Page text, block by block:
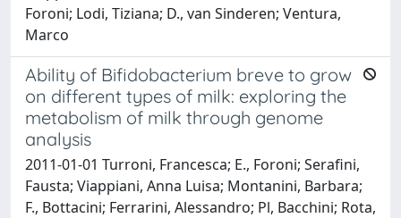
Foroni; Lodi, Tiziana; D., van Sinderen; Ventura,
Marco
Ability of Bifidobacterium breve to grow
on different types of milk: exploring the
metabolism of milk through genome
analysis
2011-01-01 Turroni, Francesca; E., Foroni; Serafini,
Fausta; Viappiani, Anna Luisa; Montanini, Barbara;
F., Bottacini; Ferrarini, Alessandro; Pl, Bacchini; Rota,